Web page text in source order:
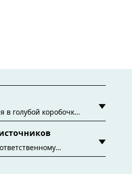
в голубой коробочке
корнями в
и пакеты
источников и
используемых в